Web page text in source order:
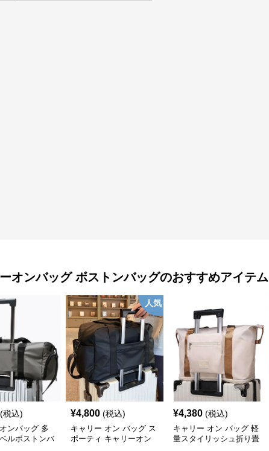
オンバッグ ボストンバッグのおすすめアイテム
(税込)
ンバッグ 多
ルボストンバ
人気
¥4,800 (税込)
キャリー オン バッグ ス
ポーティ キャリーオン
¥4,380 (税込)
キャリー オン バッグ 軽
量スタイリッシュ折り畳